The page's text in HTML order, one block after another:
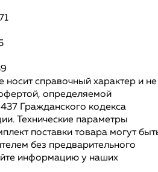
носит справочный характер и не
определяемой
Гражданского кодекса
Технические параметры
поставки товара могут
без предварительного
информацию у наших